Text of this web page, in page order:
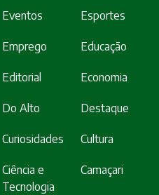
Eventos Esportes
Emprego Educação
Editorial Economia
Do Alto Destaque
Curiosidades Cultura
Ciência e
Tecnologia
Camaçari